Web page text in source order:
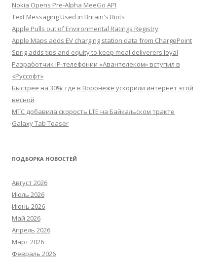
Nokia Opens Pre-Alpha MeeGo API
Text Messaging Used in Britain's Riots
Apple Pulls out of Environmental Ratings Registry
Apple Maps adds EV charging station data from ChargePoint
Sprig adds tips and equity to keep meal deliverers loyal
Разработчик IP-телефонии «Авантелеком» вступил в
«Руссофт»
Быстрее на 30%: где в Воронеже ускорили интернет этой
весной
МТС добавила скорость LTE на Байкальском тракте
Galaxy Tab Teaser
ПОДБОРКА НОВОСТЕЙ
Август 2026
Июль 2026
Июнь 2026
Май 2026
Апрель 2026
Март 2026
Февраль 2026